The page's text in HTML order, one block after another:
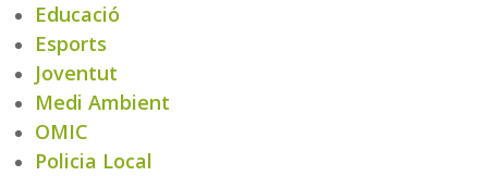
Educació
Esports
Joventut
Medi Ambient
OMIC
Policia Local